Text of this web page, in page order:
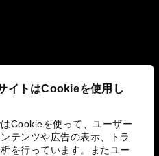
イトはCookieを使用し
Cookieを使って、ユーザー
テンツや広告の表示、トラ
を行っています。またユー
み